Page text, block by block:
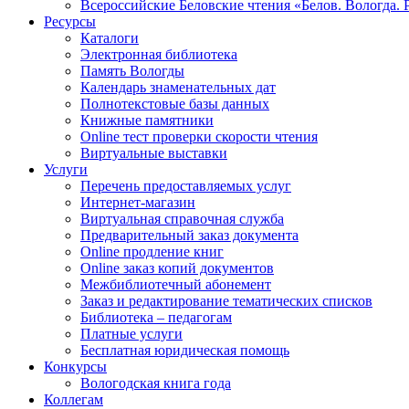
Всероссийские Беловские чтения «Белов. Вологда.
Ресурсы
Каталоги
Электронная библиотека
Память Вологды
Календарь знаменательных дат
Полнотекстовые базы данных
Книжные памятники
Online тест проверки скорости чтения
Виртуальные выставки
Услуги
Перечень предоставляемых услуг
Интернет-магазин
Виртуальная справочная служба
Предварительный заказ документа
Online продление книг
Online заказ копий документов
Межбиблиотечный абонемент
Заказ и редактирование тематических списков
Библиотека – педагогам
Платные услуги
Бесплатная юридическая помощь
Конкурсы
Вологодская книга года
Коллегам